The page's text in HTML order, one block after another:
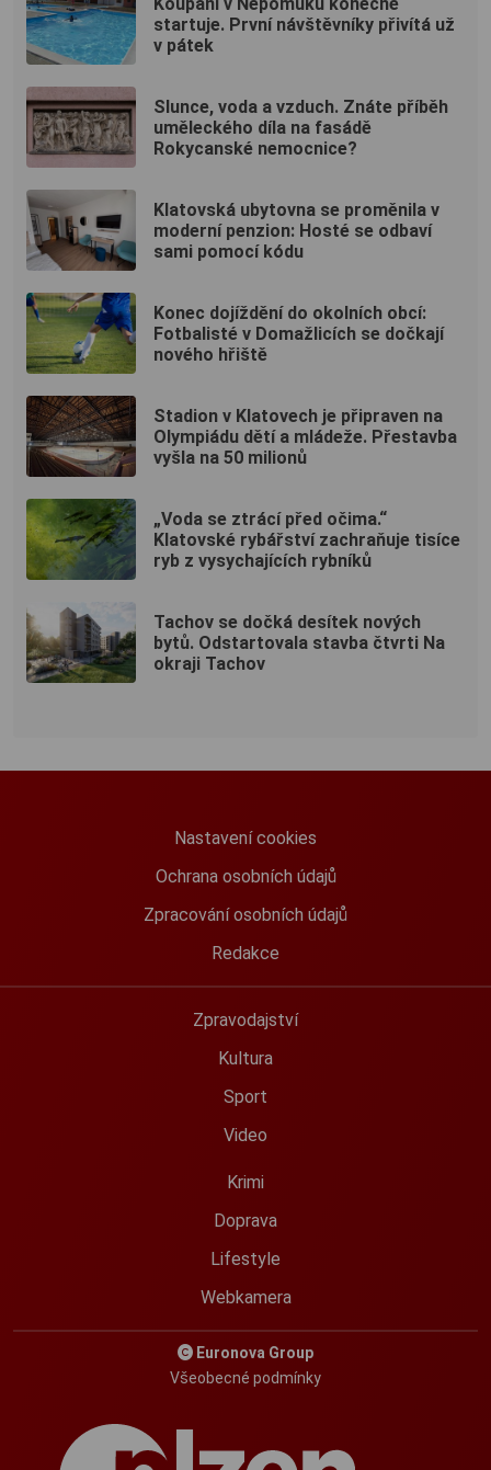
startuje. První návštěvníky přivítá už
v pátek
Slunce, voda a vzduch. Znáte příběh
uměleckého díla na fasádě
Rokycanské nemocnice?
Klatovská ubytovna se proměnila v
moderní penzion: Hosté se odbaví
sami pomocí kódu
Konec dojíždění do okolních obcí:
Fotbalisté v Domažlicích se dočkají
nového hřiště
Stadion v Klatovech je připraven na
Olympiádu dětí a mládeže. Přestavba
vyšla na 50 milionů
„Voda se ztrácí před očima.“
Klatovské rybářství zachraňuje tisíce
ryb z vysychajících rybníků
Tachov se dočká desítek nových
bytů. Odstartovala stavba čtvrti Na
okraji Tachov
Nastavení cookies
Ochrana osobních údajů
Zpracování osobních údajů
Redakce
Zpravodajství
Kultura
Sport
Video
Krimi
Doprava
Lifestyle
Webkamera
Euronova Group
Všeobecné podmínky